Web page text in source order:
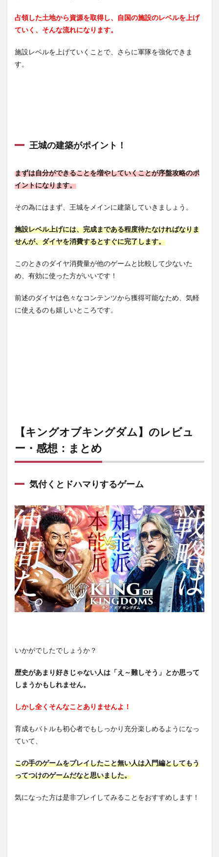
占領した土地から資源を取得し、自国の施設のレベルを上げ
ていく、そんな流れになります。
施設レベルを上げていくことで、さらに軍隊を強化できま
す。
王城の建築がポイント！
まずは自分ができることを増やしていくことが序盤攻略のポ
イントになります。
その為にはまず、王城をメインに建築していきましょう。
施設レベル上げには、完成まである程度待たなければなりま
せんが、ダイヤを消費するとすぐに完了します。
このときのダイヤ消費量が他のゲームと比較して少ないた
め、有効に使った方がいいです！
前述のダイヤは色々なコンテンツから獲得可能なため、気軽
に使えるのも嬉しいところです。
【キングオブキングダム】のレビュ
ー・感想：まとめ
気付くとドハマりするゲーム
いかがでしたでしょうか？
歴史があまり好きじゃない人は「え～難しそう」とか思って
しまうかもしれません。
しかし全くそんなことありませんよ！
育成もバトルも初心者でもしっかり充分楽しめるようになっ
ていて、
この手のゲームをプレイしたこと無い人は入門編としてもう
ってつけのゲームだなと思いました。
気になった方は是非プレイしてみることをおすすめします！